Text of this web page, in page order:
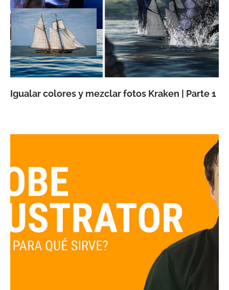
Igualar colores y mezclar fotos Kraken | Parte 1